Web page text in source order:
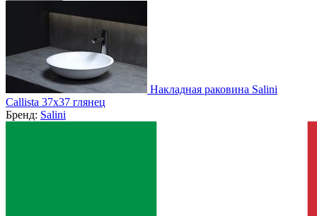
Накладная раковина Salini
Callista 37x37 глянец
Бренд: Salini